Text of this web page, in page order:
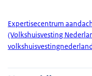
Expertisecentrum
(Volkshuisvesting